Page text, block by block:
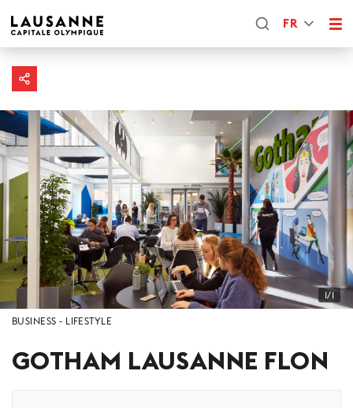
FR
1/1
BUSINESS LIFESTYLE
GOTHAM LAUSANNE FLON